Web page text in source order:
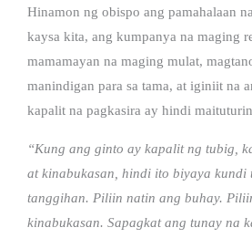
Hinamon ng obispo ang pamahalaan
kaysa kita, ang kumpanya na maging
mamamayan na maging mulat,
manindigan para sa tama, at iginiit na
kapalit na pagkasira ay hindi
“Kung ang ginto ay kapalit ng tubig,
at kinabukasan, hindi ito biyaya kundi
tanggihan. Piliin natin ang buhay.
kinabukasan. Sapagkat ang tunay na